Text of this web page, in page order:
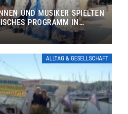
UND MUSIKER SPIELTEN
PROGRAMM IN
ALLTAG & GESELLSCHAFT